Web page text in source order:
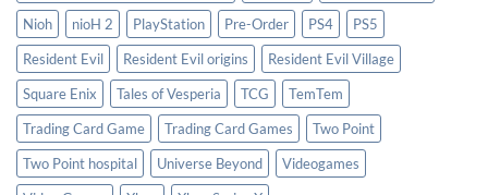
Nioh
nioH 2 PlayStation Pre-Order PS4
PS5
Resident Evil
Resident Evil origins
Resident Evil Village
Square Enix
Tales of Vesperia TCG
TemTem
Trading Card Game
Trading Card Games
Two Point
Two Point hospital
Universe Beyond
Videogames